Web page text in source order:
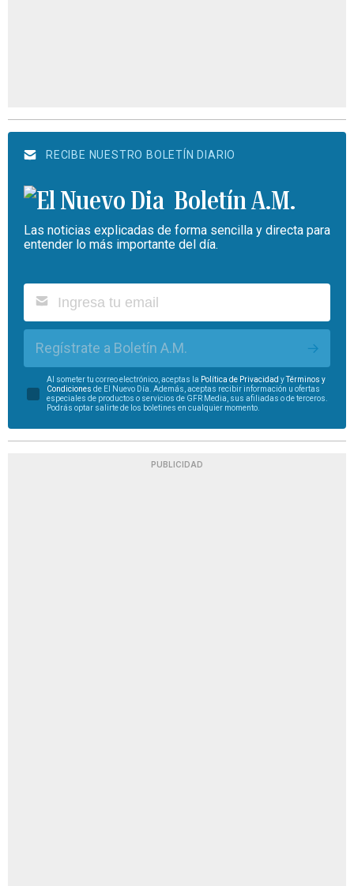
RECIBE NUESTRO BOLETÍN DIARIO
Boletín A.M.
Las noticias explicadas de forma sencilla y directa para
entender lo más importante del día.
Regístrate a Boletín A.M.
Al someter tu correo electrónico, aceptas la Política de Privacidad yTérminos y
Condiciones de El Nuevo Día. Además, aceptas recibir información u ofertas
especiales de productos o servicios de GFR Media, sus afiliadas o de terceros.
Podrás optar salirte de los boletines en cualquier momento.
PUBLICIDAD